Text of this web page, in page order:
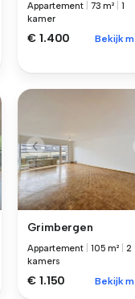
Appartement 73 m²
1
kamer
€ 1.400 Bekijk
Grimbergen
Appartement 105 m²
2
kamers
€ 1.150 Bekijk